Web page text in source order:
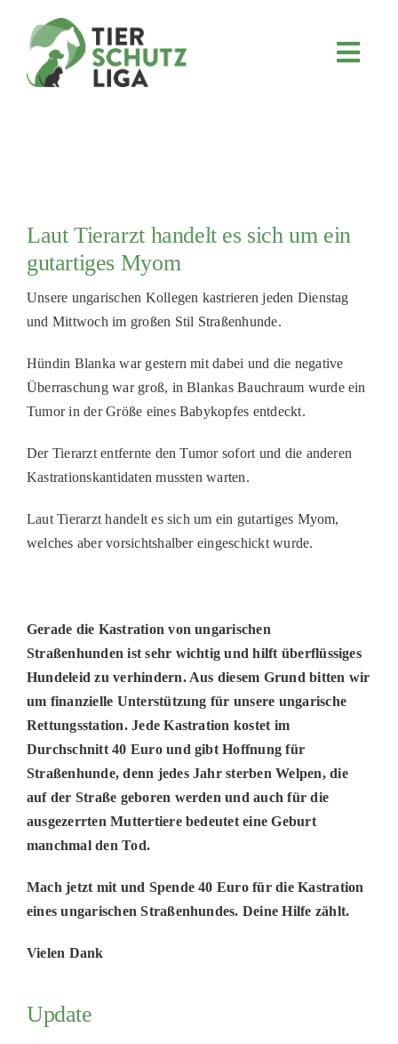
FÖRDERN & VERERBEN
KOOPERATIONEN
TIERHEIME
HELFER WERDEN
Laut Tierarzt handelt es sich um ein
gutartiges Myom
Unsere ungarischen Kollegen kastrieren jeden Dienstag
und Mittwoch im großen Stil Straßenhunde.
Hündin Blanka war gestern mit dabei und die negative
Überraschung war groß, in Blankas Bauchraum wurde ein
Tumor in der Größe eines Babykopfes entdeckt.
Der Tierarzt entfernte den Tumor sofort und die anderen
Kastrationskantidaten mussten warten.
Laut Tierarzt handelt es sich um ein gutartiges Myom,
welches aber vorsichtshalber eingeschickt wurde.
Gerade die Kastration von ungarischen
Straßenhunden ist sehr wichtig und hilft überflüssiges
Hundeleid zu verhindern. Aus diesem Grund bitten wir
um finanzielle Unterstützung für unsere ungarische
Rettungsstation. Jede Kastration kostet im
Durchschnitt 40 Euro und gibt Hoffnung für
Straßenhunde, denn jedes Jahr sterben Welpen, die
auf der Straße geboren werden und auch für die
ausgezerrten Muttertiere bedeutet eine Geburt
manchmal den Tod.
Mach jetzt mit und Spende 40 Euro für die Kastration
eines ungarischen Straßenhundes. Deine Hilfe zählt.
Vielen Dank
Update